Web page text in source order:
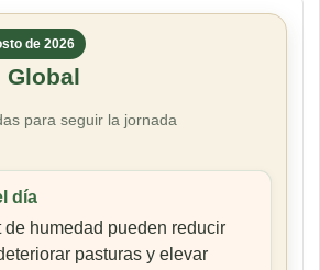
de 2026
Global
para seguir la jornada
día
de humedad pueden reducir
pasturas y elevar